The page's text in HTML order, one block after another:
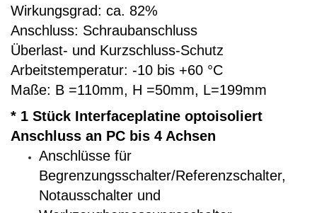
Wirkungsgrad: ca. 82%
Anschluss: Schraubanschluss
Überlast- und Kurzschluss-Schutz
Arbeitstemperatur: -10 bis +60 °C
Maße: B =110mm, H =50mm, L=199mm
* 1 Stück Interfaceplatine optoisoliert
Anschluss an PC bis 4 Achsen
Anschlüsse für
Begrenzungsschalter/Referenzschalter,
Notausschalter und